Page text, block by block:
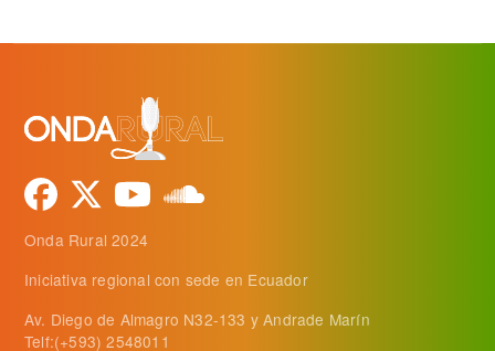
Onda Rural 2024
Iniciativa regional con sede en Ecuador
Av. Diego de Almagro N32-133 y Andrade Marín
Telf:(+593) 2548011